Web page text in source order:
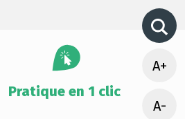
Pratique en 1 clic
A+
A-